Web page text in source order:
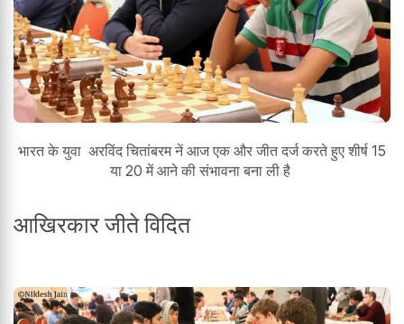
भारत के युवा अरविंद चितांबरम नें आज एक और जीत दर्ज करते हुए शीर्ष 15
या 20 में आने की संभावना बना ली है
आखिरकार जीते विदित